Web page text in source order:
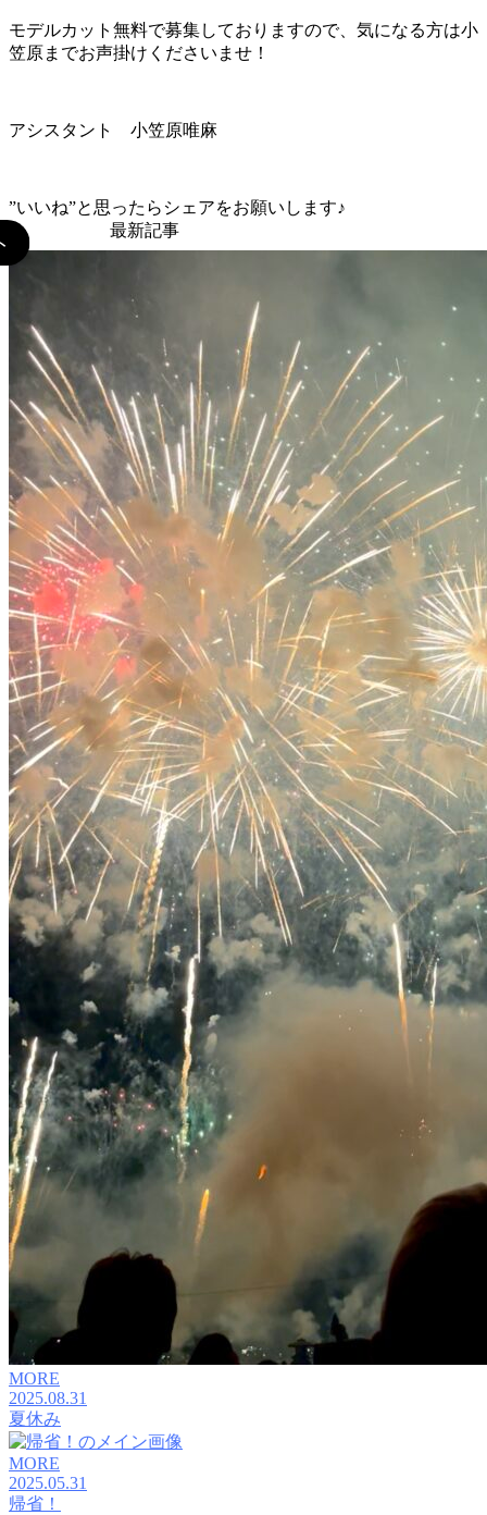
モデルカット無料で募集しておりますので、気になる方は小
笠原までお声掛けくださいませ！
アシスタント 小笠原唯麻
”いいね”と思ったらシェアをお願いします♪
最新記事
MORE
2025.08.31
夏休み
MORE
2025.05.31
帰省！